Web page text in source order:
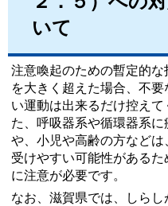
いて
注意喚起のための暫定的な
を大きく超えた場合、不要
い運動は出来るだけ控えて
た、呼吸器系や循環器系
や、小児や高齢の方などは
受けやすい可能性がある
に注意が必要です。
なお、滋賀県では、しらし